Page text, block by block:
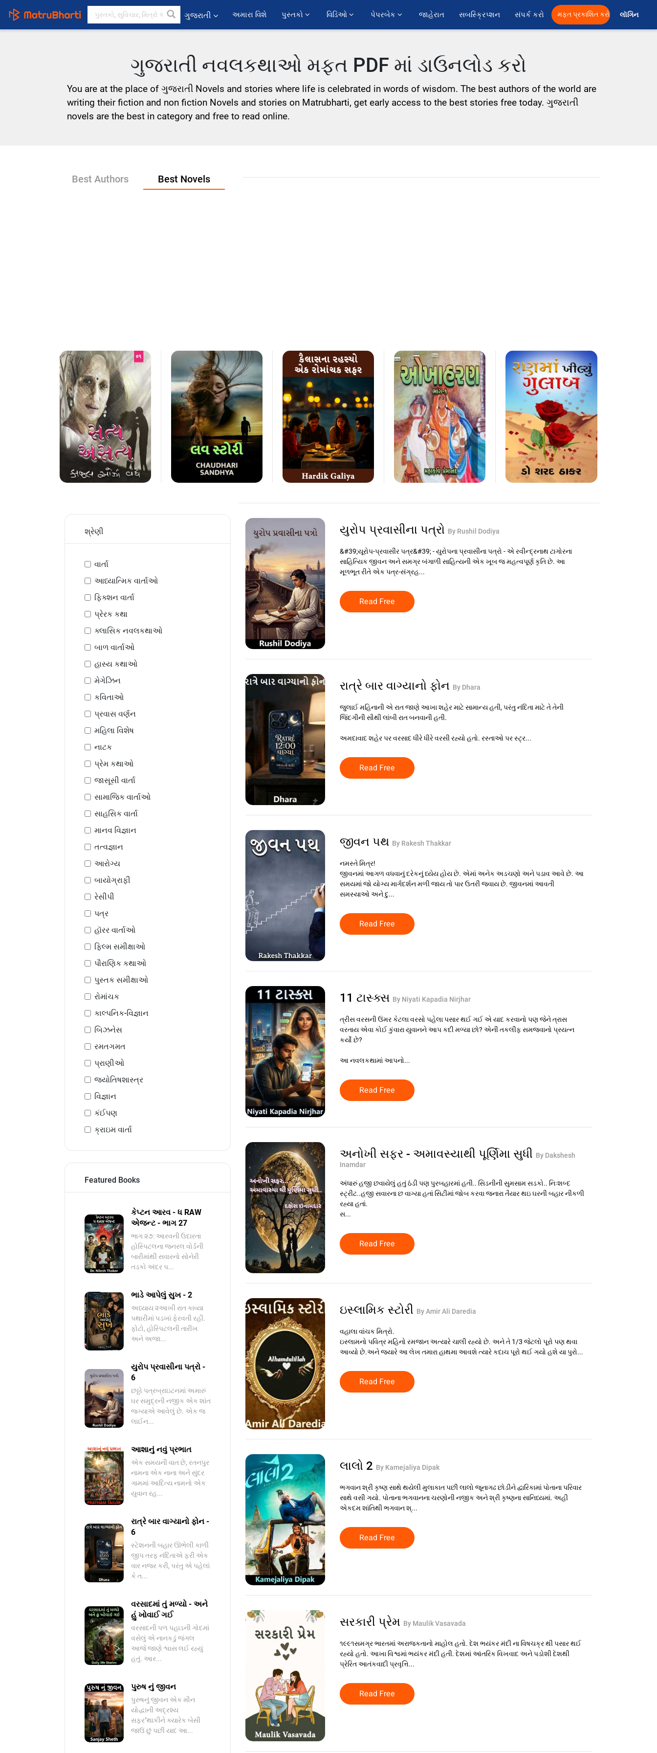
ગુજરાતી અમારા વિશે પુસ્તકો વિડિઓ પેપરબેક જાહેરાત સબસ્ક્રિપ્શન સંપર્ક કરો મફત પ્રકાશિત કરો લૉગિન
ગુજરાતી નવલકથાઓ મફત PDF માં ડાઉનલોડ કરો
You are at the place of ગુજરાતી Novels and stories where life is celebrated in words of wisdom. The best authors of the world are
writing their fiction and non fiction Novels and stories on Matrubharti, get early access to the best stories free today. ગુજરાતી
novels are the best in category and free to read online.
Best Authors Best Novels
શ્રેણી
વાર્તા
આધ્યાત્મિક વાર્તાઓ
ફિક્શન વાર્તા
પ્રેરક કથા
ક્લાસિક નવલકથાઓ
બાળ વાર્તાઓ
હાસ્ય કથાઓ
મેગેઝિન
કવિતાઓ
પ્રવાસ વર્ણન
મહિલા વિશેષ
નાટક
પ્રેમ કથાઓ
જાસૂસી વાર્તા
સામાજિક વાર્તાઓ
સાહસિક વાર્તા
માનવ વિજ્ઞાન
તત્વજ્ઞાન
આરોગ્ય
બાયોગ્રાફી
રેસીપી
પત્ર
હૉરર વાર્તાઓ
ફિલ્મ સમીક્ષાઓ
પૌરાણિક કથાઓ
પુસ્તક સમીક્ષાઓ
રોમાંચક
કાલ્પનિક-વિજ્ઞાન
બિઝનેસ
રમતગમત
પ્રાણીઓ
જ્યોતિષશાસ્ત્ર
વિજ્ઞાન
કંઈપણ
ક્રાઇમ વાર્તા
Featured Books
કેપ્ટન આરવ - ધ RAW
એજન્ટ - ભાગ 27
ભાગ ૨૭: આરવની ઉદારતા
હોસ્પિટલના જનરલ વોર્ડની
બારીમાંથી સવારનો સોનેરી
તડકો અંદર પ...
ભાડે આપેલું સુખ - 2
અધ્યાય ૨આખી રાત કાવ્યા
પથારીમાં પડખાં ફેરવતી રહી.
ફોટો, હોસ્પિટલની તારીખ
અને અજા...
યુરોપ પ્રવાસીના પત્રો -
6
છઠ્ઠો પત્રબ્રાઇટનમાં અમારું
ઘર સમુદ્રની નજીક એક શાંત
જગ્યાએ આવેલું છે. એક જ
લાઈન...
આશાનું નવું પ્રભાત
​એક સમયની વાત છે, રતનપુર
નામના એક નાના અને સુંદર
ગામમાં આદિત્ય નામનો એક
યુવાન રહ...
રાત્રે બાર વાગ્યાનો ફોન -
6
સ્ટેશનની બહાર ઊભેલી કાળી
જીપ તરફ નંદિતાએ ફરી એક
વાર નજર કરી, પરંતુ એ પહેલાં
કે ત...
વરસાદમાં તું મળ્યો - અને
હું ખોવાઈ ગઈ
વરસાદની પળ પહાડની ગોદમાં
વસેલું એ નાનકડું જંગલ
આજે જાણે શ્વાસ લઈ રહ્યું
હતું. આર...
પુરુષ નું જીવન
પુરુષનું જીવન એક મૌન
યોદ્ધાની અદ્રશ્ય
સફર"થાકીને ક્યારેક બેસી
જાઉં છું પછી યાદ આ...
યુરોપ પ્રવાસીના પત્રો By Rushil Dodiya
&#39;યૂરોપ-પ્રવાસીર પત્ર&#39; - યુરોપના પ્રવાસીના પત્રો - એ રવીન્દ્રનાથ ટાગોરના
સાહિત્યિક જીવન અને સમગ્ર બંગાળી સાહિત્યની એક ખૂબ જ મહત્વપૂર્ણ કૃતિ છે. આ
મૂળભૂત રીતે એક પત્ર-સંગ્રહ...
Read Free
રાત્રે બાર વાગ્યાનો ફોન By Dhara
જુલાઈ મહિનાની એ રાત જાણે આખા શહેર માટે સામાન્ય હતી, પરંતુ નંદિતા માટે તે તેની
જિંદગીની સૌથી લાંબી રાત બનવાની હતી.
અમદાવાદ શહેર પર વરસાદ ધીરે ધીરે વરસી રહ્યો હતો. રસ્તાઓ પર સ્ટ્ર...
Read Free
જીવન પથ By Rakesh Thakkar
નમસ્તે મિત્ર!
જીવનમાં આગળ વધવાનું દરેકનું ધ્યેય હોય છે. એમાં અનેક અડચણો અને પડાવ આવે છે. આ
સમયમાં જો યોગ્ય માર્ગદર્શન મળી જાય તો પાર ઉતરી જવાય છે. જીવનમાં આવતી
સમસ્યાઓ અને દુ...
Read Free
11 ટાસ્ક્સ By Niyati Kapadia Nirjhar
ત્રીસ વરસની ઉંમર કેટલા વરસો પહેલા પસાર થઈ ગઈ એ યાદ કરવાનો પણ જેને ત્રાસ
વરતાય એવા કોઈ કુંવારા યુવાનને આપ કદી મળ્યા છો? એની તકલીફ સમજવાનો પ્રયત્ન
કર્યો છે?
આ નવલકથામાં આપનો...
Read Free
અનોખી સફર - અમાવસ્યાથી પૂર્ણિમા સુધી By Dakshesh
Inamdar
અંધારું હજી છવાયેલું હતું ઠંડી પણ પુરબહારમાં હતી.. સિડનીની સુમસામ સડકો.. નિઃશબ્દ
સ્ટ્રીટ..હજી સવારના છ વાગ્યા હતાં સિટીમાં જોબ કરવા જનારા તૈયાર થઇ ઘરની બહાર નીકળી
રહ્યા હતાં.
સ...
Read Free
ઇસ્લામિક સ્ટોરી By Amir Ali Daredia
વહાલા વાંચક મિત્રો.
ઇસ્લામનો પવિત્ર મહિનો રમજાન અત્યારે ચાલી રહ્યો છે. અને તે 1/3 જેટલો પૂરો પણ થવા
આવ્યો છે.અને જ્યારે આ લેખ તમારા હાથમા આવશે ત્યારે કદાચ પૂરો થઈ ગયો હશે યા પુરો...
Read Free
લાલો 2 By Kamejaliya Dipak
ભગવાન શ્રી કૃષ્ણ સાથે થયેલી મુલાકાત પછી લાલો જૂનાગઢ છોડીને દ્વારિકામાં પોતાના પરિવાર
સાથે વસી ગયો. પોતાના ભગવાનના ચરણોની નજીક અને શ્રી કૃષ્ણના સાનિધ્યમાં. અહી
એકદમ શાંતિથી ભગવાન શ્...
Read Free
સરકારી પ્રેમ By Maulik Vasavada
૧૯૯૧સમગ્ર ભારતમાં અરાજકતાનો‌ માહોલ હતો. દેશ ભયંકર મંદી ના વિષચક્ર થી પસાર થઈ
રહ્યો હતો. આખા વિશ્વમાં ભયંકર મંદી હતી. દેશમાં આંતરિક વિખવાદ અને પડોશી દેશથી
પ્રેરિત આતંકવાદી પ્રવૃત્તિ...
Read Free